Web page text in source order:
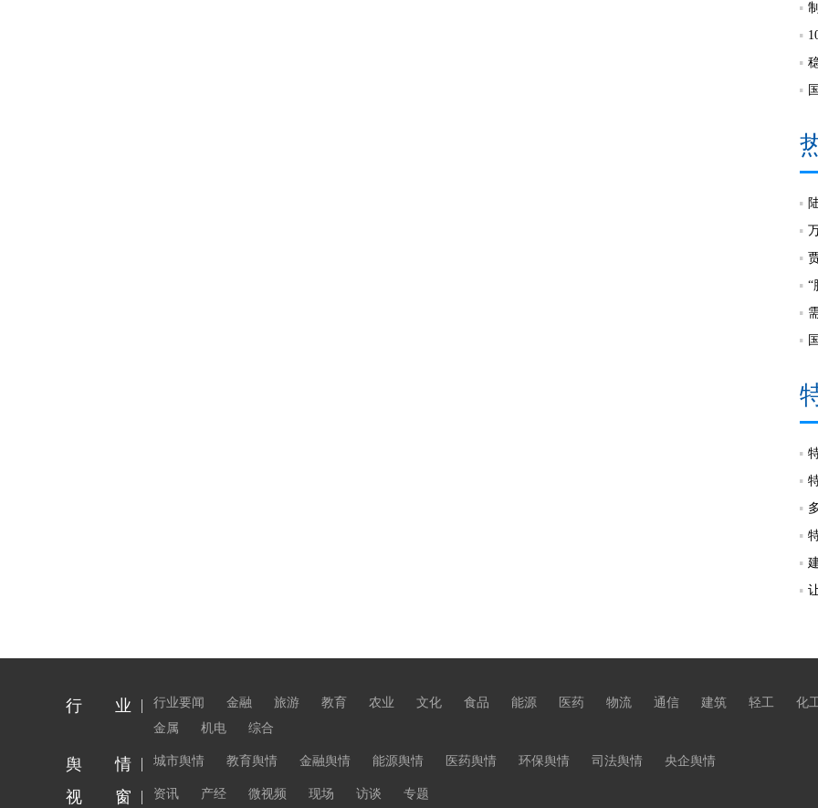
“
行 业 行业要闻 金融 旅游 教育 农业 文化 食品 能源 医药 物流 通信 建筑 轻工
化
金属
机电 综合
舆 情 城市舆情 教育舆情 金融舆情 能源舆情 医药舆情 环保舆情 司法舆情 央企舆情
视 窗 资讯 产经 微视频 现场 访谈 专题